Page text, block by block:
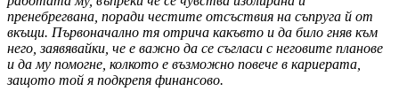
пренебрегвана, поради честите отсъствия на съпруга й от
вкъщи. Първоначално тя отрича какъвто и да било гняв към
него, заявявайки, че е важно да се съгласи с неговите планове
и да му помогне, колкото е възможно повече в кариерата,
защото той я подкрепя финансово.